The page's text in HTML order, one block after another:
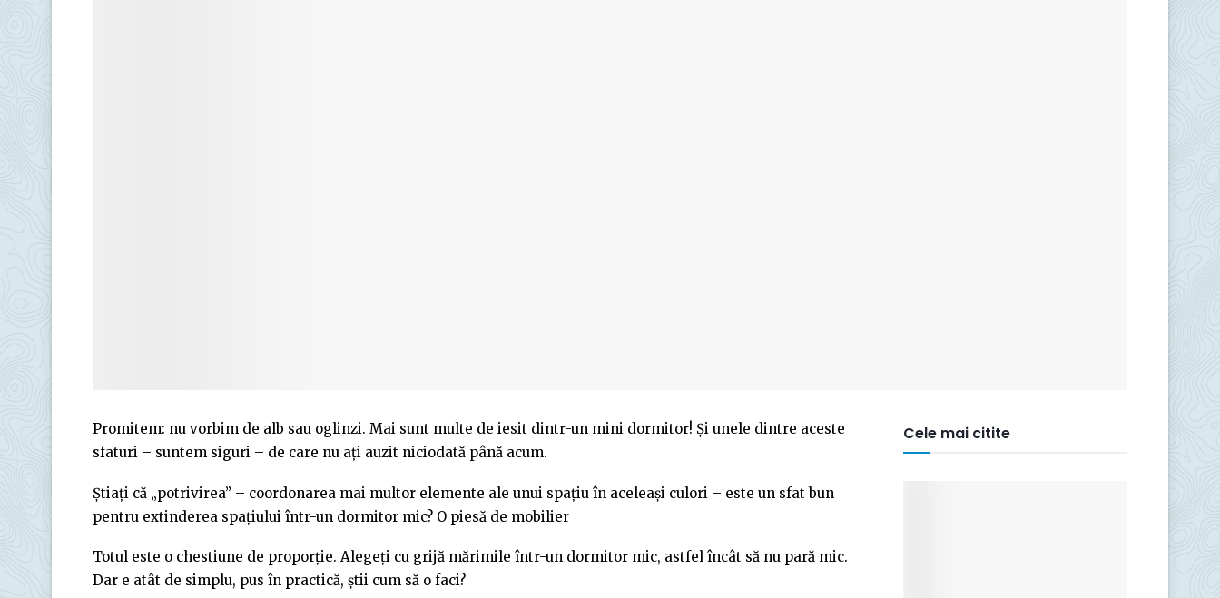
Promitem: nu vorbim de alb sau oglinzi. Mai sunt multe de iesit dintr-un mini dormitor! Și unele dintre aceste
sfaturi – suntem siguri – de care nu ați auzit niciodată până acum.
Știați că „potrivirea” – coordonarea mai multor elemente ale unui spațiu în aceleași culori – este un sfat bun
pentru extinderea spațiului într-un dormitor mic? O piesă de mobilier
Totul este o chestiune de proporție. Alegeți cu grijă mărimile într-un dormitor mic, astfel încât să nu pară mic.
Dar e atât de simplu, pus în practică, știi cum să o faci?
Cele mai citite